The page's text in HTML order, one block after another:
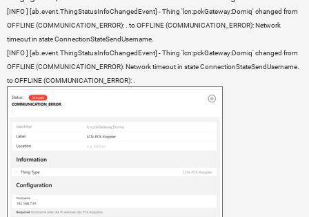
[INFO ] [ab.event.ThingStatusInfoChangedEvent] - Thing 'lcn:pckGateway:Domiq' changed from
OFFLINE (COMMUNICATION_ERROR): . to OFFLINE (COMMUNICATION_ERROR): Network
timeout in state ConnectionStateSendUsername.
[INFO ] [ab.event.ThingStatusInfoChangedEvent] - Thing 'lcn:pckGateway:Domiq' changed from
OFFLINE (COMMUNICATION_ERROR): Network timeout in state ConnectionStateSendUsername.
to OFFLINE (COMMUNICATION_ERROR): .